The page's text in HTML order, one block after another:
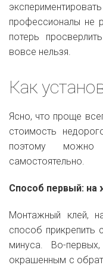
профессионалы не
потерь
вовсе нельзя.
Как
Ясно, что проще
стоимость
поэтому
самостоятельно.
Способ первый: на
Монтажный клей,
способ прикрепить
минуса. Во-
окрашенным с